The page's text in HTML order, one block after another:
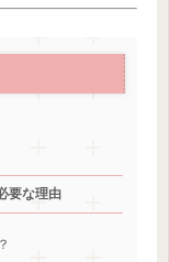
要な理由